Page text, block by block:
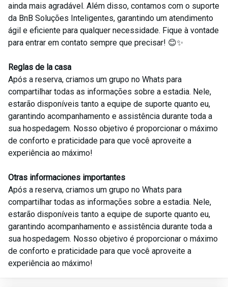
ainda mais agradável. Além disso, contamos com o suporte
da BnB Soluções Inteligentes, garantindo um atendimento
ágil e eficiente para qualquer necessidade. Fique à vontade
para entrar em contato sempre que precisar! 😊✨
Reglas de la casa
Após a reserva, criamos um grupo no Whats para
compartilhar todas as informações sobre a estadia. Nele,
estarão disponíveis tanto a equipe de suporte quanto eu,
garantindo acompanhamento e assistência durante toda a
sua hospedagem. Nosso objetivo é proporcionar o máximo
de conforto e praticidade para que você aproveite a
experiência ao máximo!
Otras informaciones importantes
Após a reserva, criamos um grupo no Whats para
compartilhar todas as informações sobre a estadia. Nele,
estarão disponíveis tanto a equipe de suporte quanto eu,
garantindo acompanhamento e assistência durante toda a
sua hospedagem. Nosso objetivo é proporcionar o máximo
de conforto e praticidade para que você aproveite a
experiência ao máximo!